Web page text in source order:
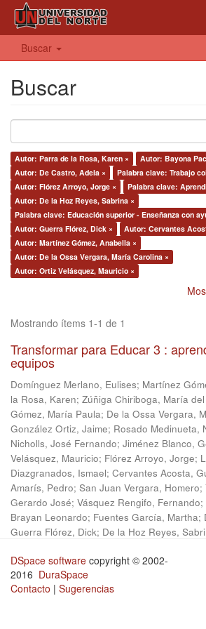
Buscar
Buscar
Autor: Parra de la Rosa, Karen ×
Autor: Bayona
Autor: De Castro, Adela ×
Palabra clave: Trabajo
Autor: Flórez Arroyo, Jorge ×
Palabra clave:
Autor: De la Hoz Reyes, Sabrina ×
Palabra clave: Educación superior - Enseñanza con
Autor: Guerra Flórez, Dick ×
Autor: Cervantes
Autor: Martínez Gómez, Anabella ×
Autor: De la Ossa Vergara, María Carolina ×
Autor: Ortiz Velásquez, Mauricio ×
Mostrando ítems 1-1 de 1
Transformar para Educar 3 :
equipos
Domínguez Merlano, Eulises; Martínez
la Rosa, Karen; Zúñiga Chiriboga, María
Gómez, María Paula; De la Ossa Vergara,
González Ortiz, Jaime; Rosado Medinueta,
Nicholls, José Fernando; Jiménez Blanco,
Velásquez, Mauricio; Flórez Arroyo, Jorge;
Diazgranados, Ismael; Cervantes Acosta,
Amarís, Pedro; San Juan Vergara, Homero;
Gerardo José; Vásquez Rengifo, Fernando;
Brayan Leonardo; Fuentes García, Martha;
Guerra Flórez, Dick; De la Hoz Reyes,
DSpace software copyright © 2002-
2016 DuraSpace
Contacto | Sugerencias